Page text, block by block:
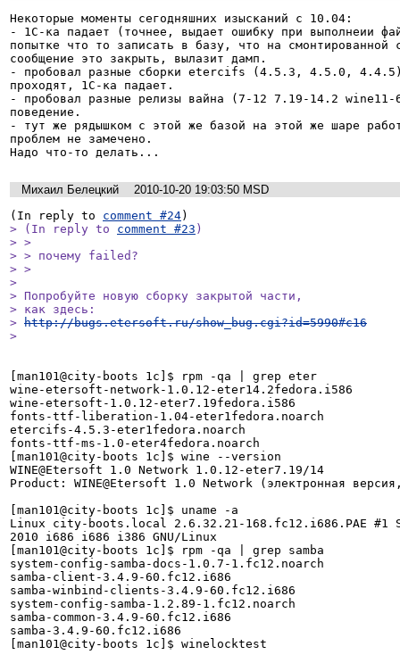
Некоторые моменты сегодняшних изысканий с 10.04:
- 1С-ка падает (точнее, выдает ошибку при выполнеии
попытке что то записать в базу, что на
сообщение это закрыть, вылазит дамп.
- пробовал разные сборки etercifs (4.5.3, 4.5.0, 4.4.5)
проходят, 1С-ка падает.
- пробовал разные релизы вайна (7-12 7.19-14.2
поведение.
- тут же рядышком с этой же базой на этой же шаре
проблем не замечено.
Михаил Белецкий
2010-10-20 19:03:50 MSD
(In reply to comment #24
> (In reply to comment #23 )
> >
> > почему failed?
> >
>
> Попробуйте новую сборку закрытой части,
> как здесь:
> http://bugs.etersoft.ru/show_bug.cgi?id=5990#c16
>
[man101@city-boots 1c]$ rpm -qa | grep eter
wine-etersoft-network-1.0.12-eter14.2fedora.i586
wine-etersoft-1.0.12-eter7.19fedora.i586
fonts-ttf-liberation-1.04-eter1fedora.noarch
etercifs-4.5.3-eter1fedora.noarch
fonts-ttf-ms-1.0-eter4fedora.noarch
[man101@city-boots 1c]$ wine --version
WINE@Etersoft 1.0 Network 1.0.12-eter7.19/14
Product: WINE@Etersoft 1.0 Network (электронная
[man101@city-boots 1c]$ uname -a
Linux city-boots.local 2.6.32.21-168.fc12.i686.PAE #1
2010 i686 i686 i386 GNU/Linux
[man101@city-boots 1c]$ rpm -qa | grep samba
system-config-samba-docs-1.0.7-1.fc12.noarch
samba-client-3.4.9-60.fc12.i686
samba-winbind-clients-3.4.9-60.fc12.i686
system-config-samba-1.2.89-1.fc12.noarch
samba-common-3.4.9-60.fc12.i686
samba-3.4.9-60.fc12.i686
[man101@city-boots 1c]$ winelocktest